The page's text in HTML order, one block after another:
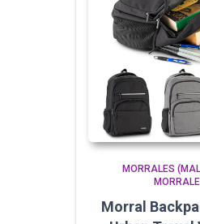
MORRALES
Morral